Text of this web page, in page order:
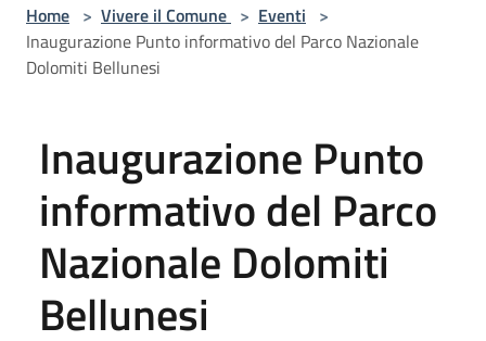
Home > Vivere il Comune > Eventi >
Inaugurazione Punto informativo del Parco Nazionale
Dolomiti Bellunesi
Inaugurazione Punto
informativo del Parco
Nazionale Dolomiti
Bellunesi